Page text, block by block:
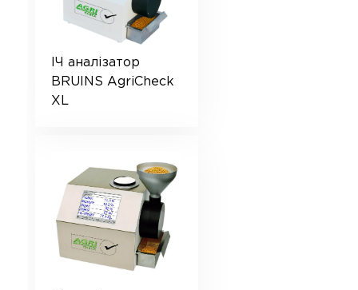
ІЧ аналізатор
BRUINS AgriCheck
XL